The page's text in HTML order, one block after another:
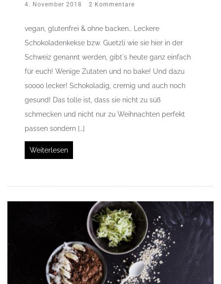
4. November 2018 2 Kommentare
vegan, glutenfrei & ohne backen… Leckere
Schokoladenkekse bzw. Guetzli wie sie hier in der
Schweiz genannt werden, gibt`s heute ganz einfach
für euch! Wenige Zutaten und no bake! Und dazu
soooo lecker! Schokoladig, cremig und auch noch
gesund! Das tolle ist, dass sie nicht zu süß
schmecken und nicht nur zu Weihnachten perfekt
passen sondern […]
Weiterlesen